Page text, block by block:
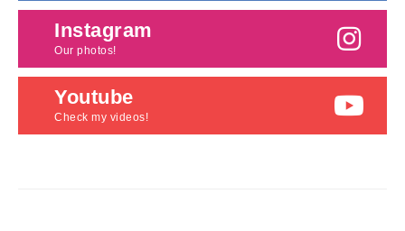
Instagram
Our photos!
Youtube
Check my videos!